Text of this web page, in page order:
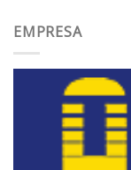
EMPRESA